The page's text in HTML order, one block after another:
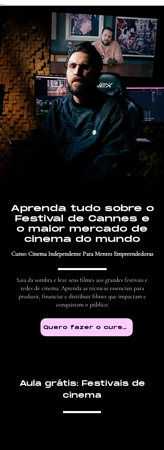
Aprenda tudo sobre o
Festival de Cannes e
o maior mercado de
cinema do mundo
Curso: Cinema Independente Para Mentes Empreendedoras
Saia da sombra e leve seus filmes aos grandes festivais e
redes de cinema. Aprenda as técnicas essenciais para
produzir, financiar e distribuir filmes que impactam e
conquistam o público.
Quero fazer o curso!
Aula grátis: Festivais de
cinema